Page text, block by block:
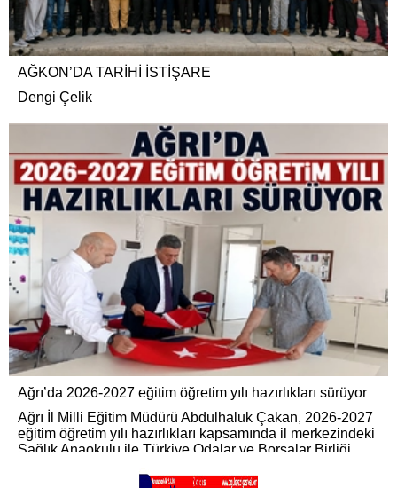
AĞKON’DA TARİHİ İSTİŞARE
Dengi Çelik
Ağrı’da 2026-2027 eğitim öğretim yılı hazırlıkları sürüyor
Ağrı İl Milli Eğitim Müdürü Abdulhaluk Çakan, 2026-2027
eğitim öğretim yılı hazırlıkları kapsamında il merkezindeki
Sağlık Anaokulu ile Türkiye Odalar ve Borsalar Birliği